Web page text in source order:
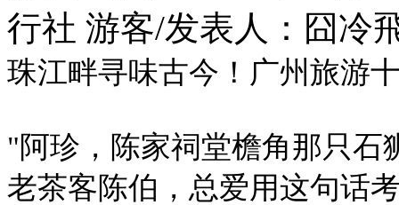
行社 游客/发表人：囧冷
珠江畔寻味古今！广州旅游
"阿珍，陈家祠堂檐角那只石
老茶客陈伯，总爱用这句话